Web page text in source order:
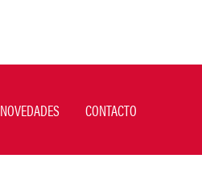
NOVEDADES CONTACTO